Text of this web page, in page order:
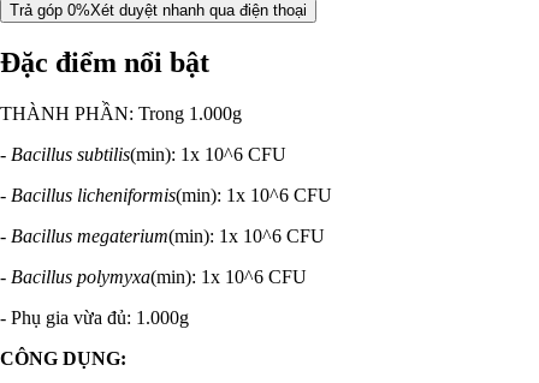
Trả góp 0%Xét duyệt nhanh qua điện thoại
Đặc điểm nổi bật
THÀNH PHẦN: Trong 1.000g
- Bacillus subtilis(min): 1x 10^6 CFU
- Bacillus licheniformis(min): 1x 10^6 CFU
- Bacillus megaterium(min): 1x 10^6 CFU
- Bacillus polymyxa(min): 1x 10^6 CFU
- Phụ gia vừa đủ: 1.000g
CÔNG DỤNG: